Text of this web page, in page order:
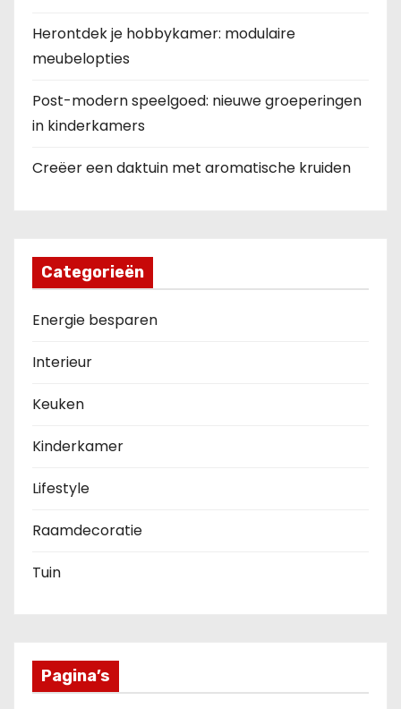
Herontdek je hobbykamer: modulaire
meubelopties
Post-modern speelgoed: nieuwe groeperingen
in kinderkamers
Creëer een daktuin met aromatische kruiden
Categorieën
Energie besparen
Interieur
Keuken
Kinderkamer
Lifestyle
Raamdecoratie
Tuin
Pagina’s